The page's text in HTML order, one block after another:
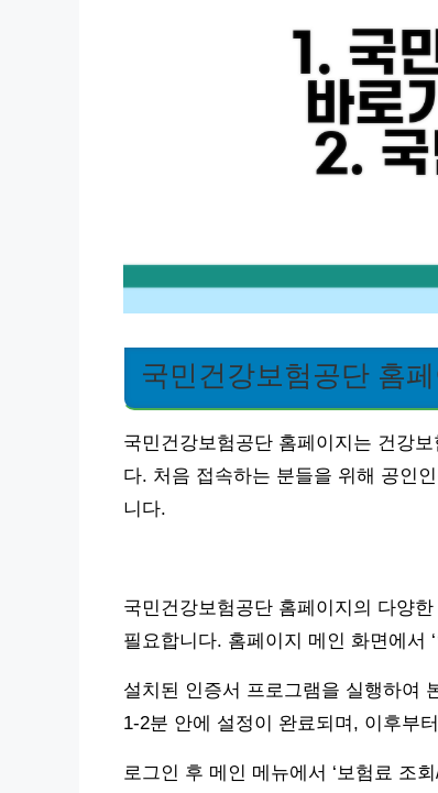
국민건강보험공단 홈
국민건강보험공단 홈페이지는 건강
다. 처음 접속하는 분들을 위해 공인
니다.
국민건강보험공단 홈페이지의 다양
필요합니다. 홈페이지 메인 화면에서
설치된 인증서 프로그램을 실행하여
1-2분 안에 설정이 완료되며, 이후부
로그인 후 메인 메뉴에서 ‘보험료 조